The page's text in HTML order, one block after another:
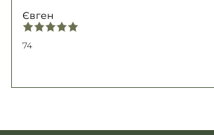
Євген
74